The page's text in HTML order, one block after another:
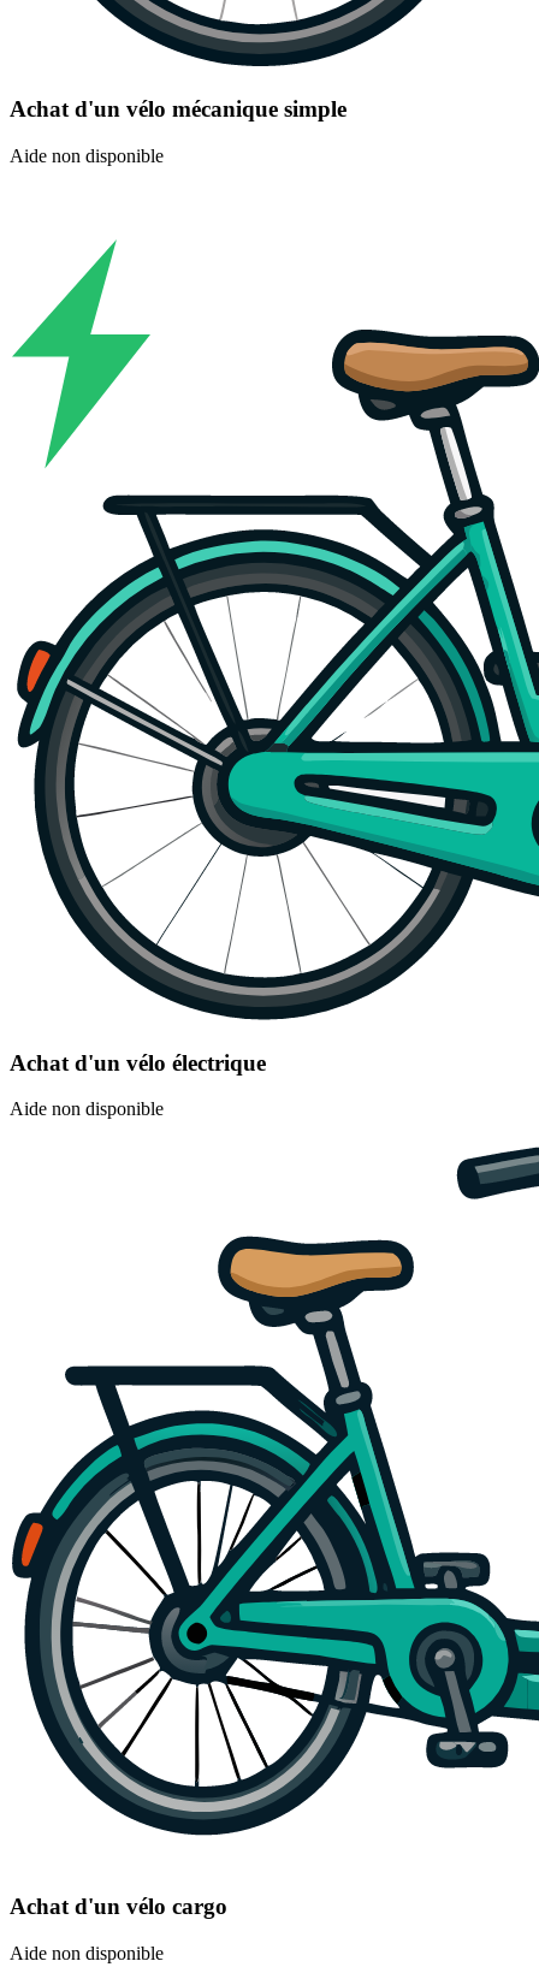
Achat d'un vélo mécanique simple
Aide non disponible
Achat d'un vélo électrique
Aide non disponible
Achat d'un vélo cargo
Aide non disponible